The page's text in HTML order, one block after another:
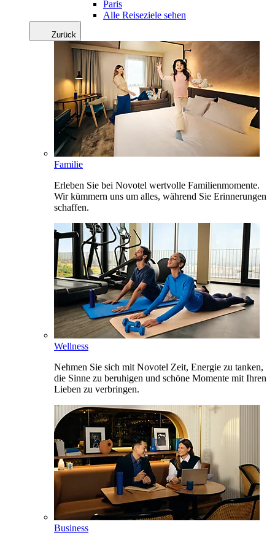
Paris
Alle Reiseziele sehen
Zurück
Familie
Erleben Sie bei Novotel wertvolle Familienmomente.
Wir kümmern uns um alles, während Sie Erinnerungen
schaffen.
Wellness
Nehmen Sie sich mit Novotel Zeit, Energie zu tanken,
die Sinne zu beruhigen und schöne Momente mit Ihren
Lieben zu verbringen.
Business